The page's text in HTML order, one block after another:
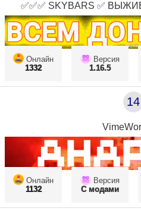
✅✅✅ SKYBARS ✅
Онлайн
1332
Версия
1.16.5
14
Онлайн
1132
Версия
С модами